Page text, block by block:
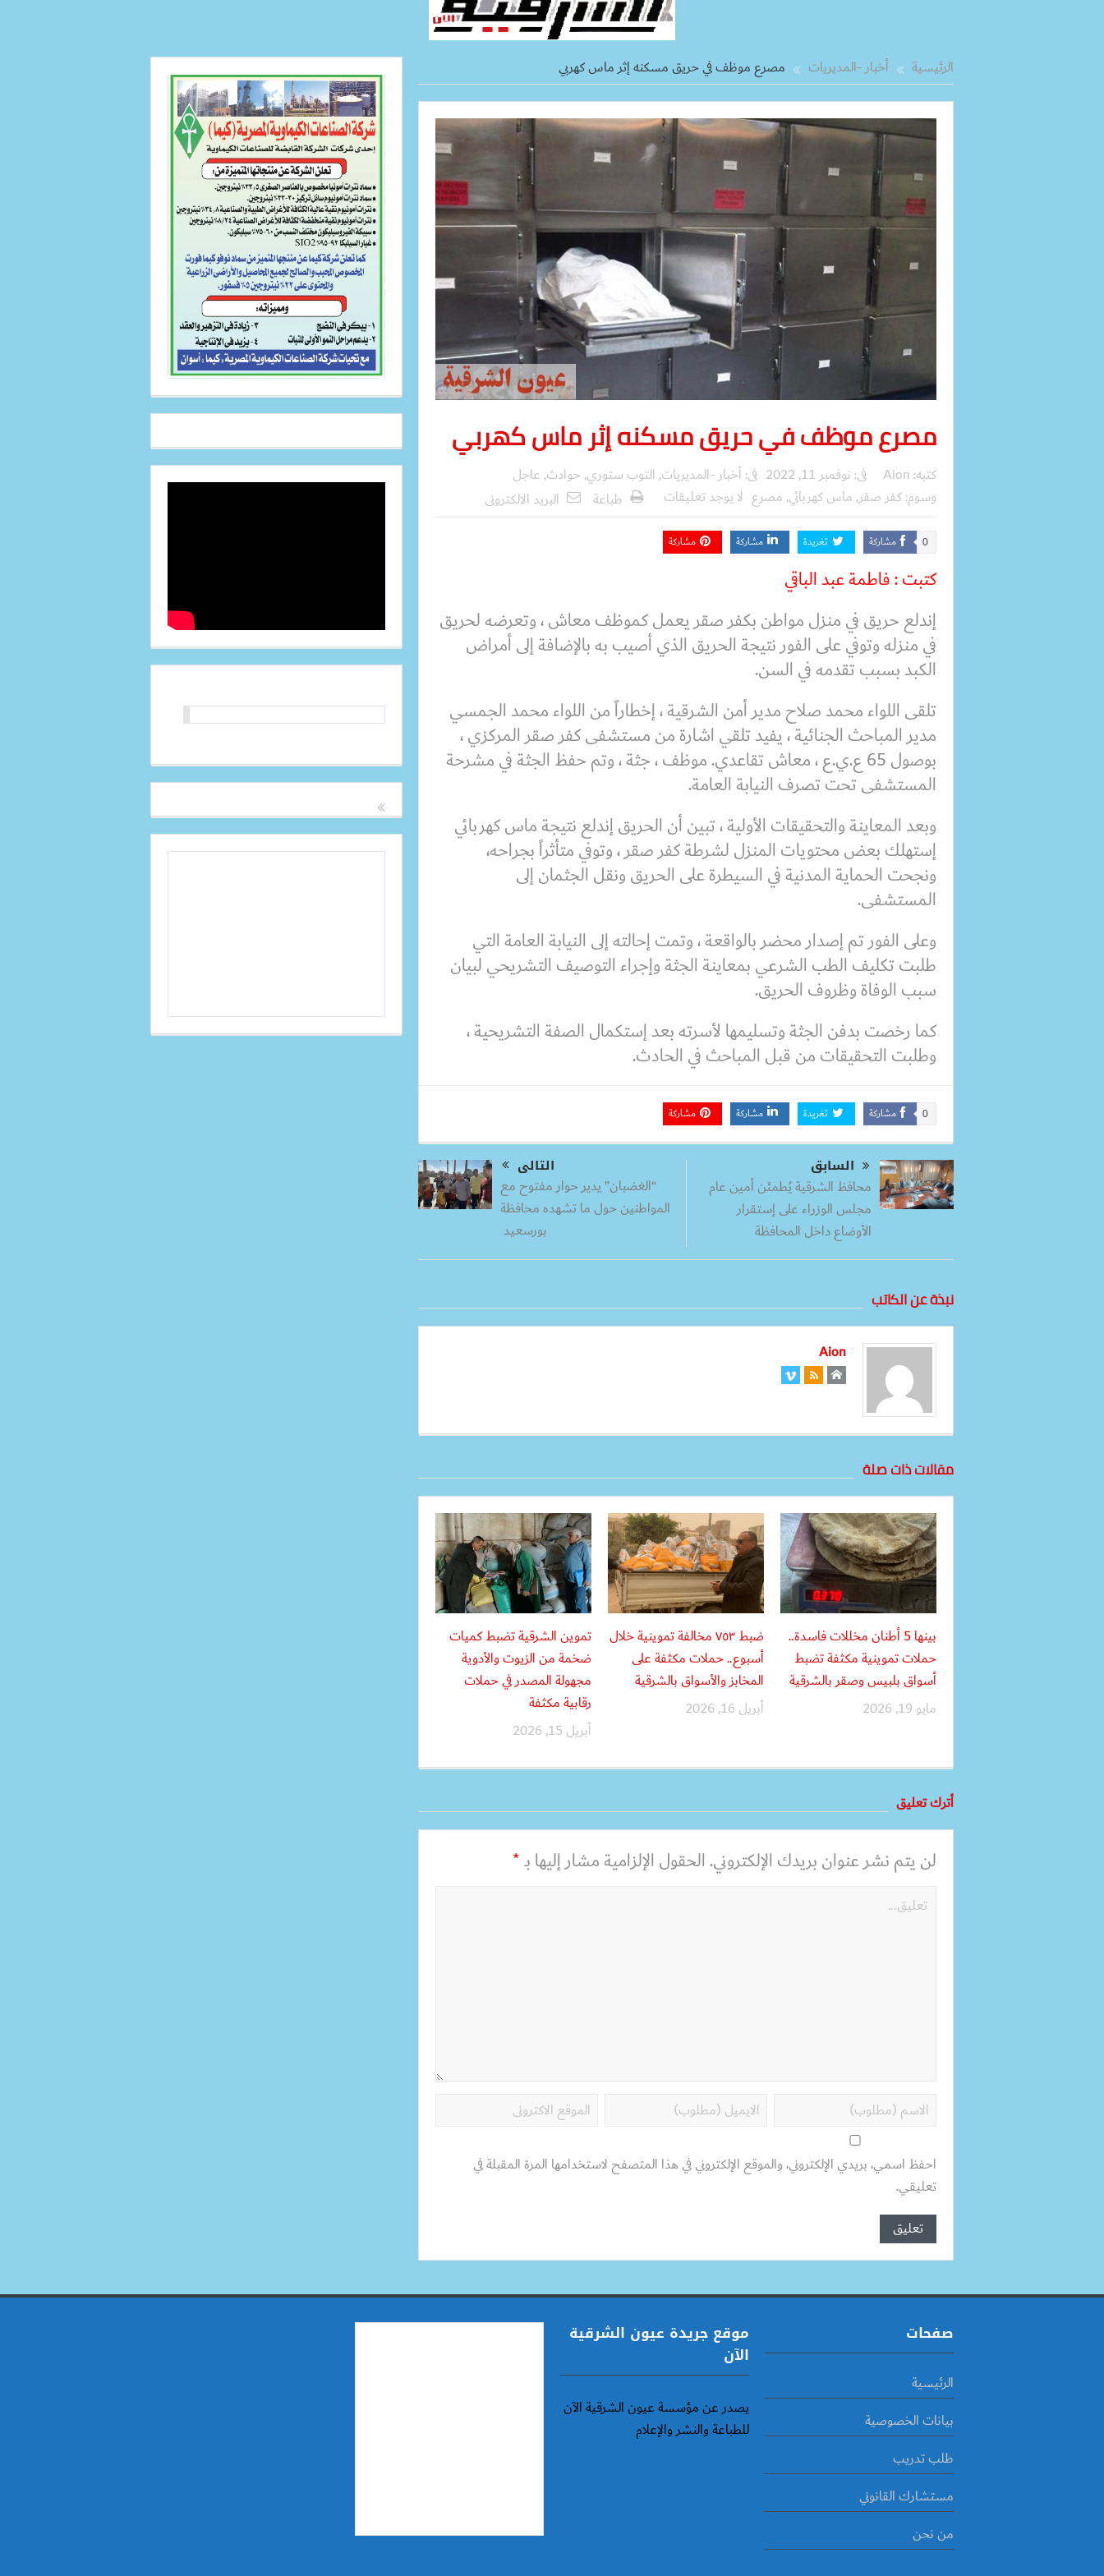
الرئيسية أخبار -المديريات مصرع موظف في حريق مسكنه إثر ماس كهربي
مصرع موظف في حريق مسكنه إثر ماس كهربي
كتبه: Aion فى: نوفمبر 11, 2022 فى: أخبار -المديريات, التوب ستوري, حوادث, عاجل
وسوم:كفر صقر, ماس كهربائي, مصرع لا يوجد تعليقات طباعة البريد الالكترونى
مشاركة 0 تغريدة مشاركة مشاركة
كتبت : فاطمة عبد الباقي
إندلع حريق في منزل مواطن بكفر صقر يعمل كموظف معاش ، وتعرضه لحريق
في منزله وتوفي على الفور نتيجة الحريق الذي أصيب به بالإضافة إلى أمراض
الكبد بسبب تقدمه في السن.
تلقى اللواء محمد صلاح مدير أمن الشرقية ، إخطاراً من اللواء محمد الجمسي
مدير المباحث الجنائية ، يفيد تلقي اشارة من مستشفى كفر صقر المركزي ،
بوصول 65 ع.ي.ع ، معاش تقاعدي. موظف ، جثة ، وتم حفظ الجثة في مشرحة
المستشفى تحت تصرف النيابة العامة.
وبعد المعاينة والتحقيقات الأولية ، تبين أن الحريق إندلع نتيجة ماس كهربائي
إستهلك بعض محتويات المنزل لشرطة كفر صقر ، وتوفي متأثراً بجراحه،
ونجحت الحماية المدنية في السيطرة على الحريق ونقل الجثمان إلى
المستشفى.
وعلى الفور تم إصدار محضر بالواقعة ، وتمت إحالته إلى النيابة العامة التي
طلبت تكليف الطب الشرعي بمعاينة الجثة وإجراء التوصيف التشريحي لبيان
سبب الوفاة وظروف الحريق.
كما رخصت بدفن الجثة وتسليمها لأسرته بعد إستكمال الصفة التشريحية ،
وطلبت التحقيقات من قبل المباحث في الحادث.
مشاركة 0 تغريدة مشاركة مشاركة
السابق
محافظ الشرقية يُطمئن أمين عام
مجلس الوزراء على إستقرار
الأوضاع داخل المحافظة
التالى
“الغضبان” يدير حوار مفتوح مع
المواطنين حول ما تشهده محافظة
بورسعيد
نبذة عن الكاتب
Aion
مقالات ذات صلة
بينها 5 أطنان مخللات فاسدة..
حملات تموينية مكثفة تضبط
أسواق بلبيس وصقر بالشرقية
مايو 19, 2026
ضبط ٧٥٣ مخالفة تموينية خلال
أسبوع.. حملات مكثفة على
المخابز والأسواق بالشرقية
أبريل 16, 2026
تموين الشرقية تضبط كميات
ضخمة من الزيوت والأدوية
مجهولة المصدر في حملات
رقابية مكثفة
أبريل 15, 2026
أترك تعليق
لن يتم نشر عنوان بريدك الإلكتروني.الحقول الإلزامية مشار إليها بـ*
احفظ اسمي، بريدي الإلكتروني، والموقع الإلكتروني في هذا المتصفح لاستخدامها المرة المقبلة في
تعليقي.
صفحات
الرئيسية
بيانات الخصوصية
طلب تدريب
مستشارك القانوني
من نحن
موقع جريدة عيون الشرقية
الآن
يصدر عن مؤسسة عيون الشرقية الآن
للطباعة والنشر والإعلام